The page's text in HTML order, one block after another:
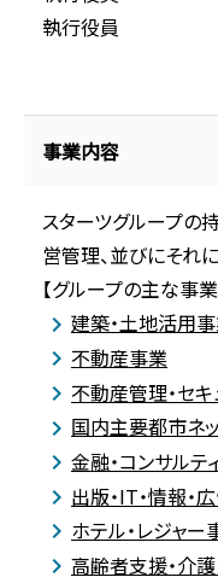
執行役員
事業内容
スターツグループの
営管理、並びにそれ
【グループの主な事業
建築・土地活用
不動産事業
不動産管理・セ
国内主要都市ネ
金融・コンサルテ
出版・IT・情報・
ホテル・レジャー
高齢者支援・介